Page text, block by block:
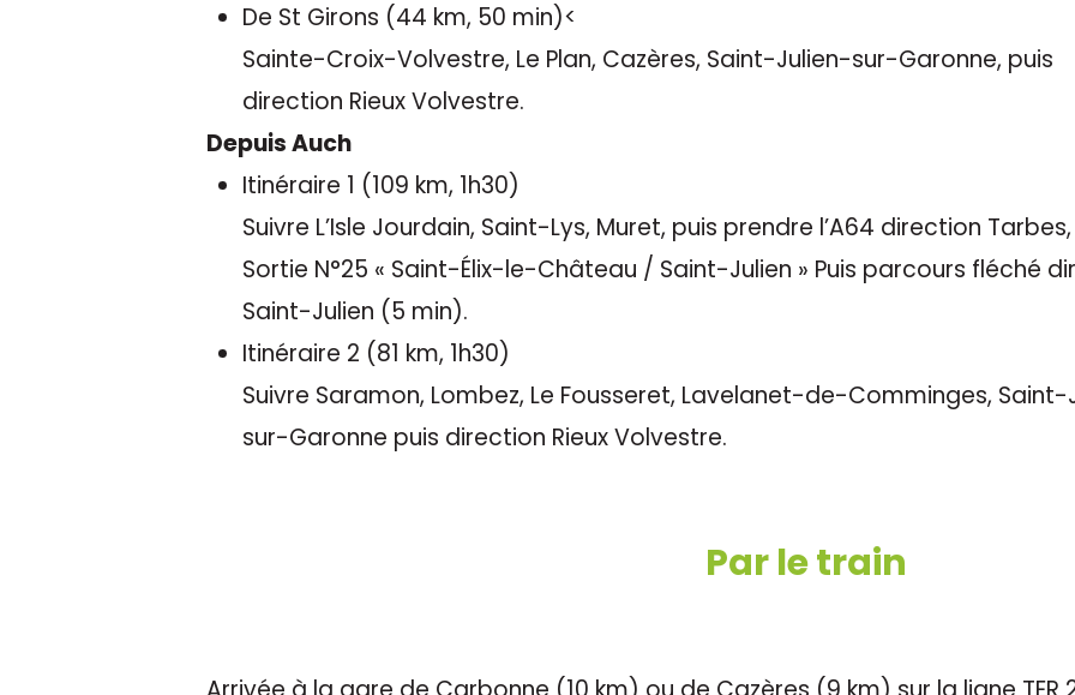
De St Girons (44 km, 50 min)<
Sainte-Croix-Volvestre, Le Plan, Cazères, Saint-Julien-sur-Garonne, puis
direction Rieux Volvestre.
Depuis Auch
Itinéraire 1 (109 km, 1h30)
Suivre L’Isle Jourdain, Saint-Lys, Muret, puis prendre l’A64 direction Tarbes,
Sortie N°25 « Saint-Élix-le-Château / Saint-Julien » Puis parcours fléché
Saint-Julien (5 min).
Itinéraire 2 (81 km, 1h30)
Suivre Saramon, Lombez, Le Fousseret, Lavelanet-de-Comminges,
sur-Garonne puis direction Rieux Volvestre.
Par le train